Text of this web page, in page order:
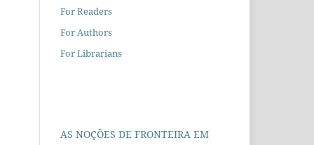
For Readers
For Authors
For Librarians
AS NOÇÕES DE FRONTEIRA EM